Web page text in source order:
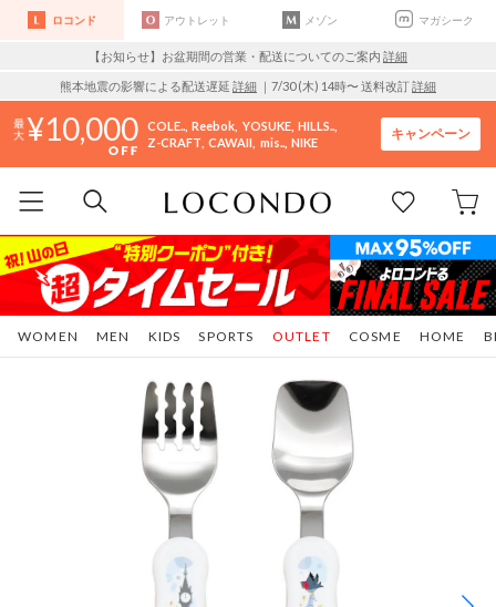
ロコンド アウトレット メゾン マガシーク
【お知らせ】お盆期間の営業・配送についてのご案内 詳細
熊本地震の影響による配送遅延 詳細 ｜7/30 (木) 14時〜 送料改訂詳細
10,000 COLE.. Reebok YOSUKE HILLS..
Z-CRAFT CAWAII mis.. NIKE
キャンペーン
WOMEN MEN KIDS SPORTS COSME HOME
OUTLET